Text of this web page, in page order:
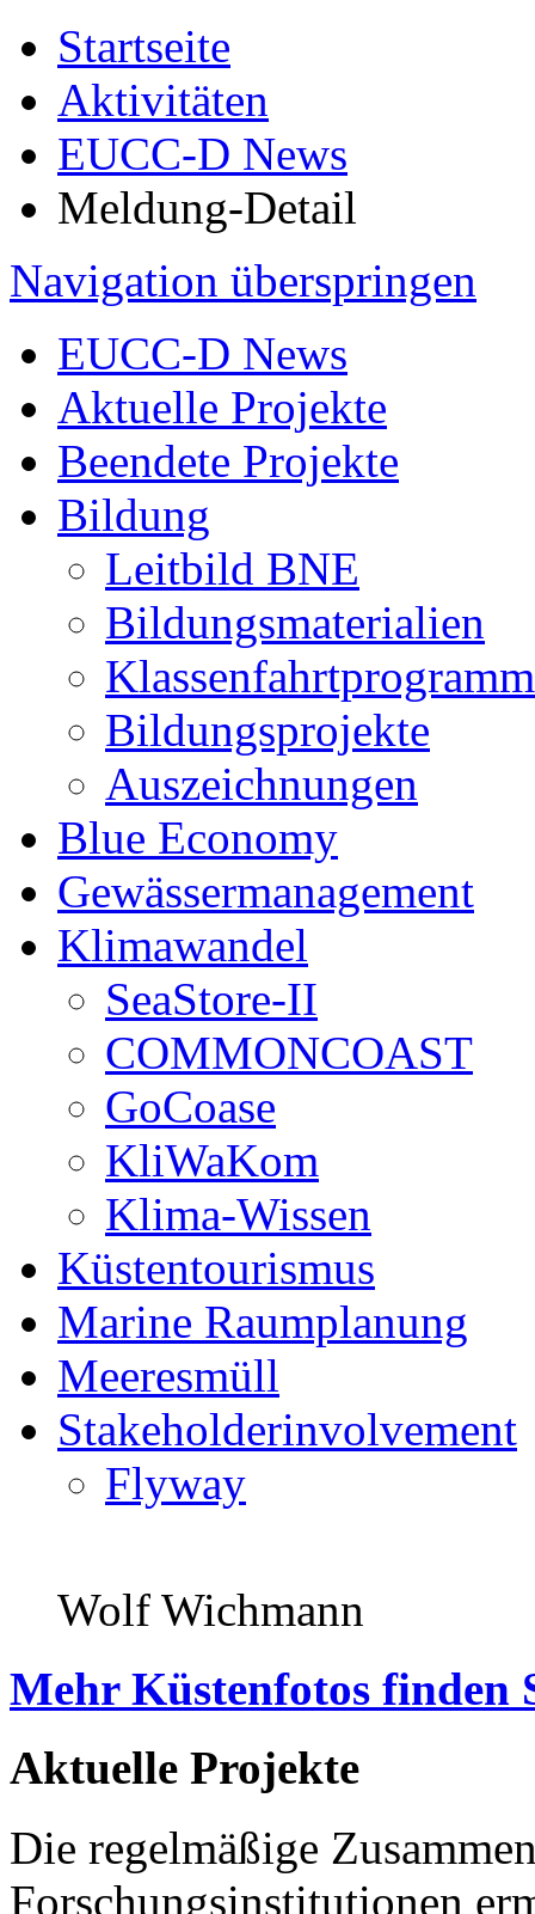
Startseite
Aktivitäten
EUCC-D News
Meldung-Detail
Navigation überspringen
EUCC-D News
Aktuelle Projekte
Beendete Projekte
Bildung
Leitbild BNE
Bildungsmaterialien
Klassenfahrtprogramm
Bildungsprojekte
Auszeichnungen
Blue Economy
Gewässermanagement
Klimawandel
SeaStore-II
COMMONCOAST
GoCoase
KliWaKom
Klima-Wissen
Küstentourismus
Marine Raumplanung
Meeresmüll
Stakeholderinvolvement
Flyway
Wolf Wichmann
Mehr Küstenfotos finden
Aktuelle Projekte
Die regelmäßige
Forschungsinstitutionen